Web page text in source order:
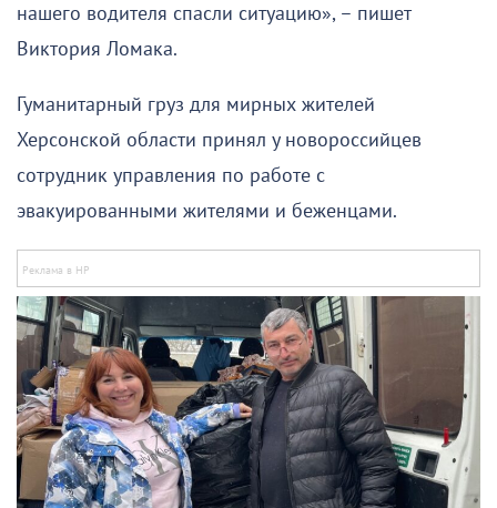
нашего водителя спасли ситуацию», – пишет
Виктория Ломака.
Гуманитарный груз для мирных жителей
Херсонской области принял у новороссийцев
сотрудник управления по работе с
эвакуированными жителями и беженцами.